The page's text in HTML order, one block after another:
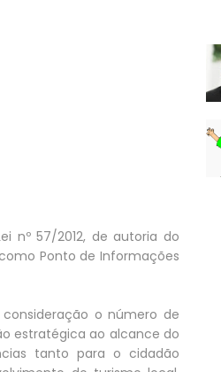
nº 57/2012, de autoria do
Ponto de Informações
o número de
estratégica ao alcance do
tanto para o cidadão